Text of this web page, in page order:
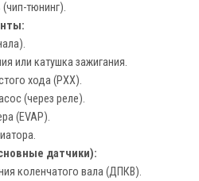
тюнинг).
или катушка зажигания.
хода (РХХ).
(через реле).
(EVAP).
датчики):
коленчатого вала (ДПКВ).